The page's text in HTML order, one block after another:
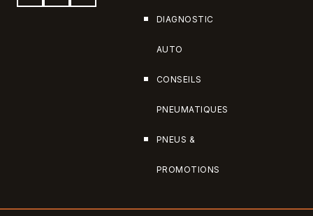
DIAGNOSTIC
AUTO
CONSEILS
PNEUMATIQUES
PNEUS &
PROMOTIONS